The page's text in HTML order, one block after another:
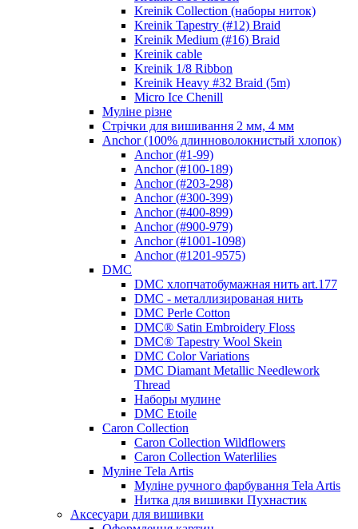
Kreinik Collection (наборы ниток)
Kreinik Tapestry (#12) Braid
Kreinik Medium (#16) Braid
Kreinik cable
Kreinik 1/8 Ribbon
Kreinik Heavy #32 Braid (5m)
Micro Ice Chenill
Муліне різне
Стрічки для вишивання 2 мм, 4 мм
Anchor (100% длинноволокнистый хлопок)
Anchor (#1-99)
Anchor (#100-189)
Anchor (#203-298)
Anchor (#300-399)
Anchor (#400-899)
Anchor (#900-979)
Anchor (#1001-1098)
Anchor (#1201-9575)
DMC
DMC хлопчатобумажная нить art.177
DMC - металлизированая нить
DMC Perle Cotton
DMC® Satin Embroidery Floss
DMC® Tapestry Wool Skein
DMC Color Variations
DMC Diamant Metallic Needlework
Thread
Наборы мулине
DMC Etoile
Caron Collection
Caron Collection Wildflowers
Caron Collection Waterlilies
Муліне Tela Artis
Муліне ручного фарбування Tela Artis
Нитка для вишивки Пухнастик
Аксесуари для вишивки